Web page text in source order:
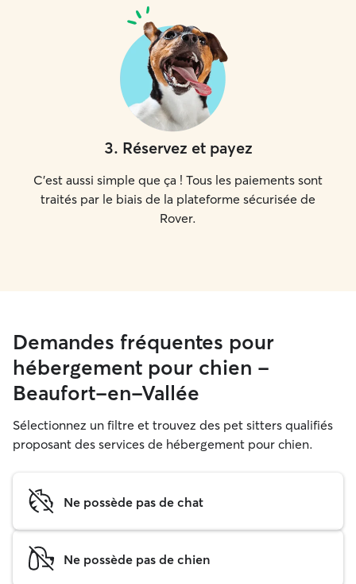
3. Réservez et payez
C'est aussi simple que ça ! Tous les paiements sont
traités par le biais de la plateforme sécurisée de
Rover.
Demandes fréquentes pour
hébergement pour chien -
Beaufort-en-Vallée
Sélectionnez un filtre et trouvez des pet sitters qualifiés
proposant des services de hébergement pour chien.
Ne possède pas de chat
Ne possède pas de chien